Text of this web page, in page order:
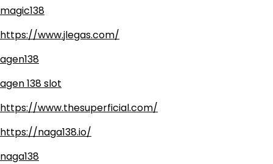
magic138
https://www.jlegas.com/
agen138
agen 138 slot
https://www.thesuperficial.com/
https://naga138.io/
naga138